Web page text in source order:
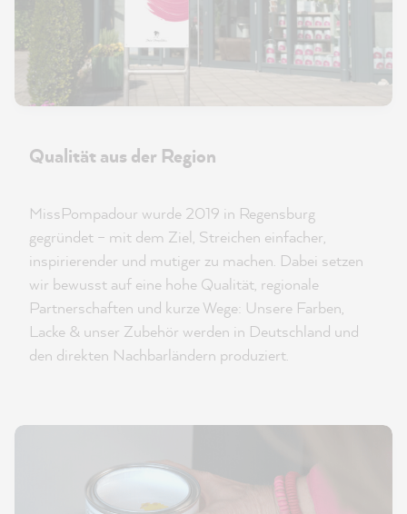
Qualität aus der Region
MissPompadour wurde 2019 in Regensburg
gegründet – mit dem Ziel, Streichen einfacher,
inspirierender und mutiger zu machen. Dabei setzen
wir bewusst auf eine hohe Qualität, regionale
Partnerschaften und kurze Wege: Unsere Farben,
Lacke & unser Zubehör werden in Deutschland und
den direkten Nachbarländern produziert.